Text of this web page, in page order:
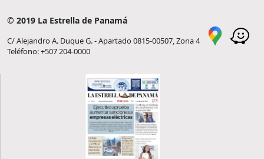
© 2019 La Estrella de Panamá
C/ Alejandro A. Duque G. - Apartado 0815-00507, Zona 4
Teléfono: +507 204-0000